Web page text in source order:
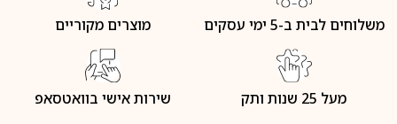
משלוחים לבית ב-5 ימי עסקים מוצרים מקוריים
מעל 25 שנות ותק שירות אישי בוואטסאפ